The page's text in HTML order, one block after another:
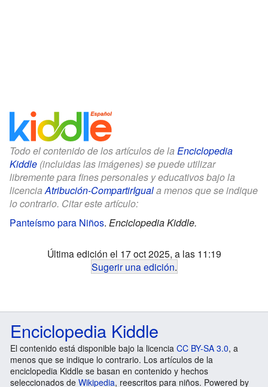
Todo el contenido de los artículos de la Enciclopedia
Kiddle (incluidas las imágenes) se puede utilizar
libremente para fines personales y educativos bajo la
licenciaAtribución-CompartirIguala menos que se indique
lo contrario. Citar este artículo:
Panteísmo para Niños. Enciclopedia Kiddle.
Última edición el 17 oct 2025, a las 11:19
Sugerir una edición.
Enciclopedia Kiddle
El contenido está disponible bajo la licencia CC BY-SA 3.0, a
menos que se indique lo contrario. Los artículos de la
enciclopedia Kiddle se basan en contenido y hechos
seleccionados de Wikipedia, reescritos para niños. Powered by